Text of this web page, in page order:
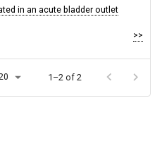
in an acute bladder outlet
>>
1–2 of 2